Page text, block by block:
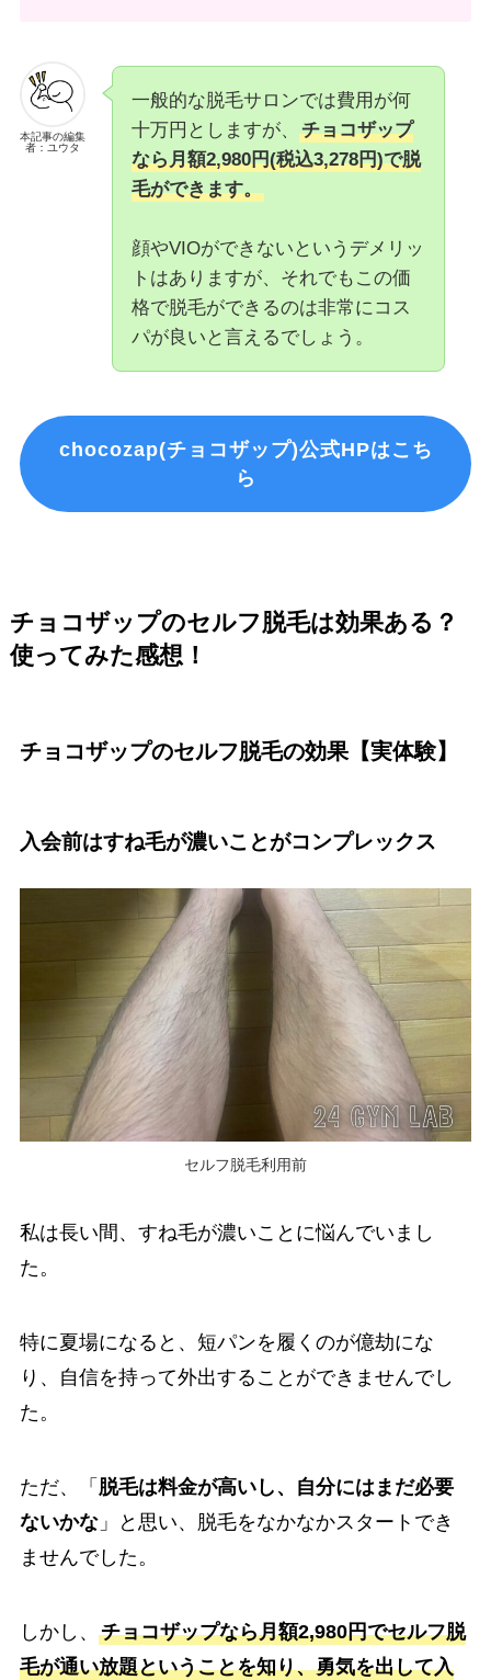
本記事の編集
者：ユウタ
一般的な脱毛サロンでは費用が何
十万円としますが、
チョコザップ
なら月額2,980円(税込3,278円)で脱
毛ができます。
顔やVIOができないというデメリッ
トはありますが、それでもこの価
格で脱毛ができるのは非常にコス
パが良いと言えるでしょう。
chocozap(チョコザップ)公式HPはこち
ら
チョコザップのセルフ脱毛は効果ある？
使ってみた感想！
チョコザップのセルフ脱毛の効果【実体験】
入会前はすね毛が濃いことがコンプレックス
セルフ脱毛利用前
私は長い間、すね毛が濃いことに悩んでいまし
た。
特に夏場になると、短パンを履くのが億劫にな
り、自信を持って外出することができませんでし
た。
ただ、「 脱毛は料金が高いし、自分にはまだ必要
ないかな」と思い、脱毛をなかなかスタートでき
ませんでした。
しかし、 チョコザップなら月額2,980円でセルフ脱
毛が通い放題ということを知り、勇気を出して入